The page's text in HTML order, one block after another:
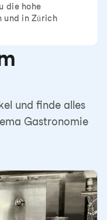
die hohe
und in Zürich
und finde alles
Gastronomie